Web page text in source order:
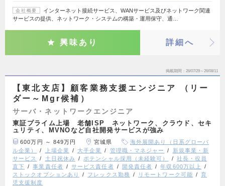
会社概要
インターネット接続サービス、WANサービス及びネットワーク関連
サービスの提供、ネットワーク・システムの構築・運用保守、通…
興味あり 詳細へ
掲載期間 26/07/29～26/08/11
【東北支店】顧客業務支援エンジニア （リー
ダー～Mgr候補）
サーバ・ネットワークエンジニア
東証プライム上場 老舗ISP ネットワーク、クラウド、セキ
ュリティ、MVNOなど自社開発サービスが強み
600万円 ～ 849万円 宮城県
海外展開あり（日系グローバ
ル企業）
上場企業 大手企業 管理職・マネジャー
新規事業・新
サービス
土日祝休み ポテンシャル採用（未経験可）
社長・役員
直下
事業責任者 サービス責任者 開発責任者
年収600万以上
ストックオプションあり
フレックス勤務 リモートワーク可能
育
児支援制度